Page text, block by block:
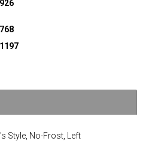
926
768
1197
Style, No-Frost, Left